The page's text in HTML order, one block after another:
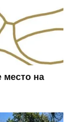
место на